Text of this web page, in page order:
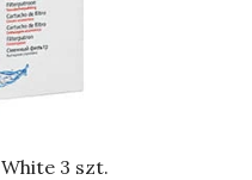
3 szt.